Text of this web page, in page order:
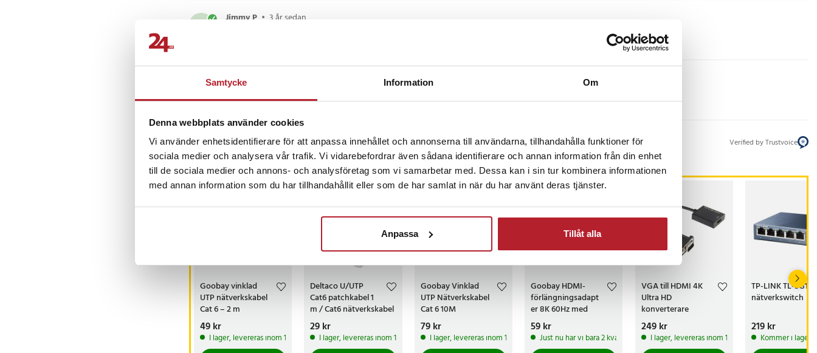
Samtycke Information Om
Denna webbplats använder cookies
Vi använder enhetsidentifierare för att anpassa innehållet och annonserna till användarna, tillhandahålla funktioner för
sociala medier och analysera vår trafik. Vi vidarebefordrar även sådana identifierare och annan information från din enhet
till de sociala medier och annons- och analysföretag som vi samarbetar med. Dessa kan i sin tur kombinera informationen
med annan information som du har tillhandahållit eller som de har samlat in när du har använt deras tjänster.
Anpassa Tillåt alla
JP Jimmy P • 3 år sedan
RM Reece M
Verified by Trustvoice
Andra köpte också
Goobay vinklad
UTP nätverkskabel
Cat 6 – 2 m
Pris:49 kr
49 kr
I lager, levereras inom 1-2 vardagar
Deltaco U/UTP
Cat6 patchkabel 1
m / Cat6 nätverkskabel
/ Ethernetkabel RJ45
Pris:29 kr
29 kr
I lager, levereras inom 1-2 vardagar
Goobay Vinklad
UTP Nätverkskabel
Cat 6 10M
Pris:79 kr
79 kr
I lager, levereras inom 1-2 vardagar
Goobay HDMI-
förlängningsadapt
er 8K 60Hz med
guldpläterade
kontakter
Pris:59 kr
59 kr
Just nu har vi bara 2 kvar av denna produkt
VGA till HDMI 4K
Ultra HD
konverterare
Pris: 249 kr
249 kr
I lager, levereras inom 1-2 vardagar
TP-LINK TL-SG105
nätverkswitch
Pris :219 kr
219 kr
Kommer i lager